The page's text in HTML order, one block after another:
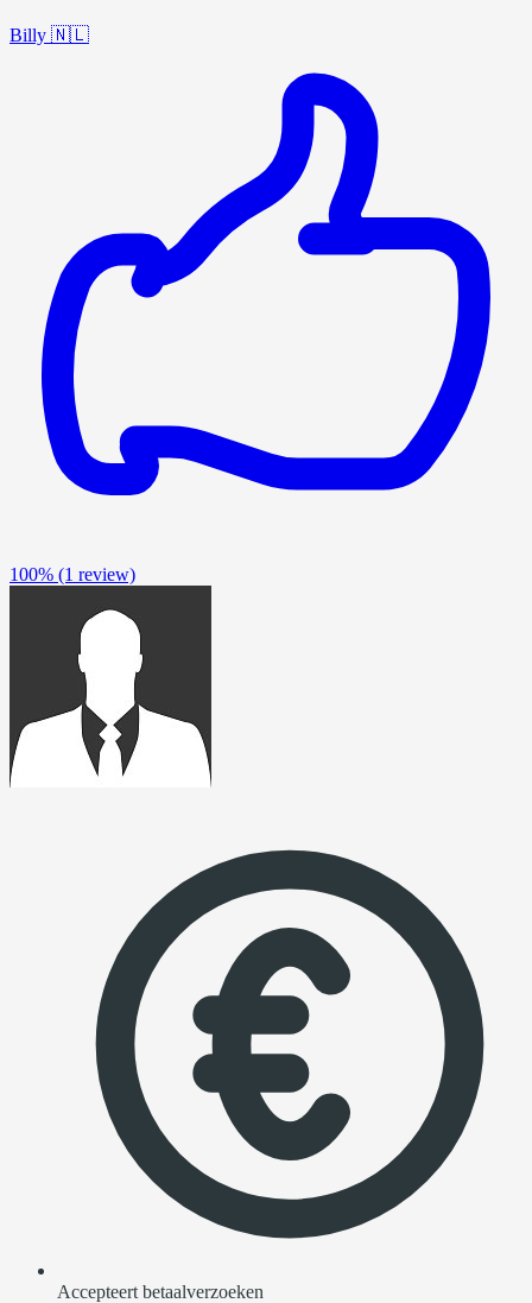
Billy 🇳🇱
100% (1 review)
Accepteert betaalverzoeken